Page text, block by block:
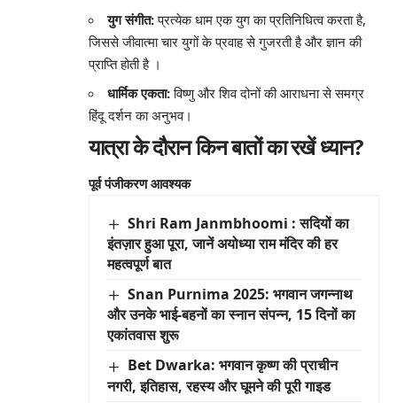
युग संगीत:प्रत्येक धाम एक युग का प्रतिनिधित्व करता है,
जिससे जीवात्मा चार युगों के प्रवाह से गुजरती है और ज्ञान की
प्राप्ति होती है।
धार्मिक एकता:विष्णु और शिव दोनों की आराधना से समग्र
हिंदू दर्शन का अनुभव।
यात्रा के दौरान किन बातों का रखें ध्यान?
पूर्व पंजीकरण आवश्यक
Shri Ram Janmbhoomi : सदियों का
इंतज़ार हुआ पूरा, जानें अयोध्या राम मंदिर की हर
महत्वपूर्ण बात
Snan Purnima 2025: भगवान जगन्नाथ
और उनके भाई-बहनों का स्नान संपन्न, 15 दिनों का
एकांतवास शुरू
Bet Dwarka: भगवान कृष्ण की प्राचीन
नगरी, इतिहास, रहस्य और घूमने की पूरी गाइड